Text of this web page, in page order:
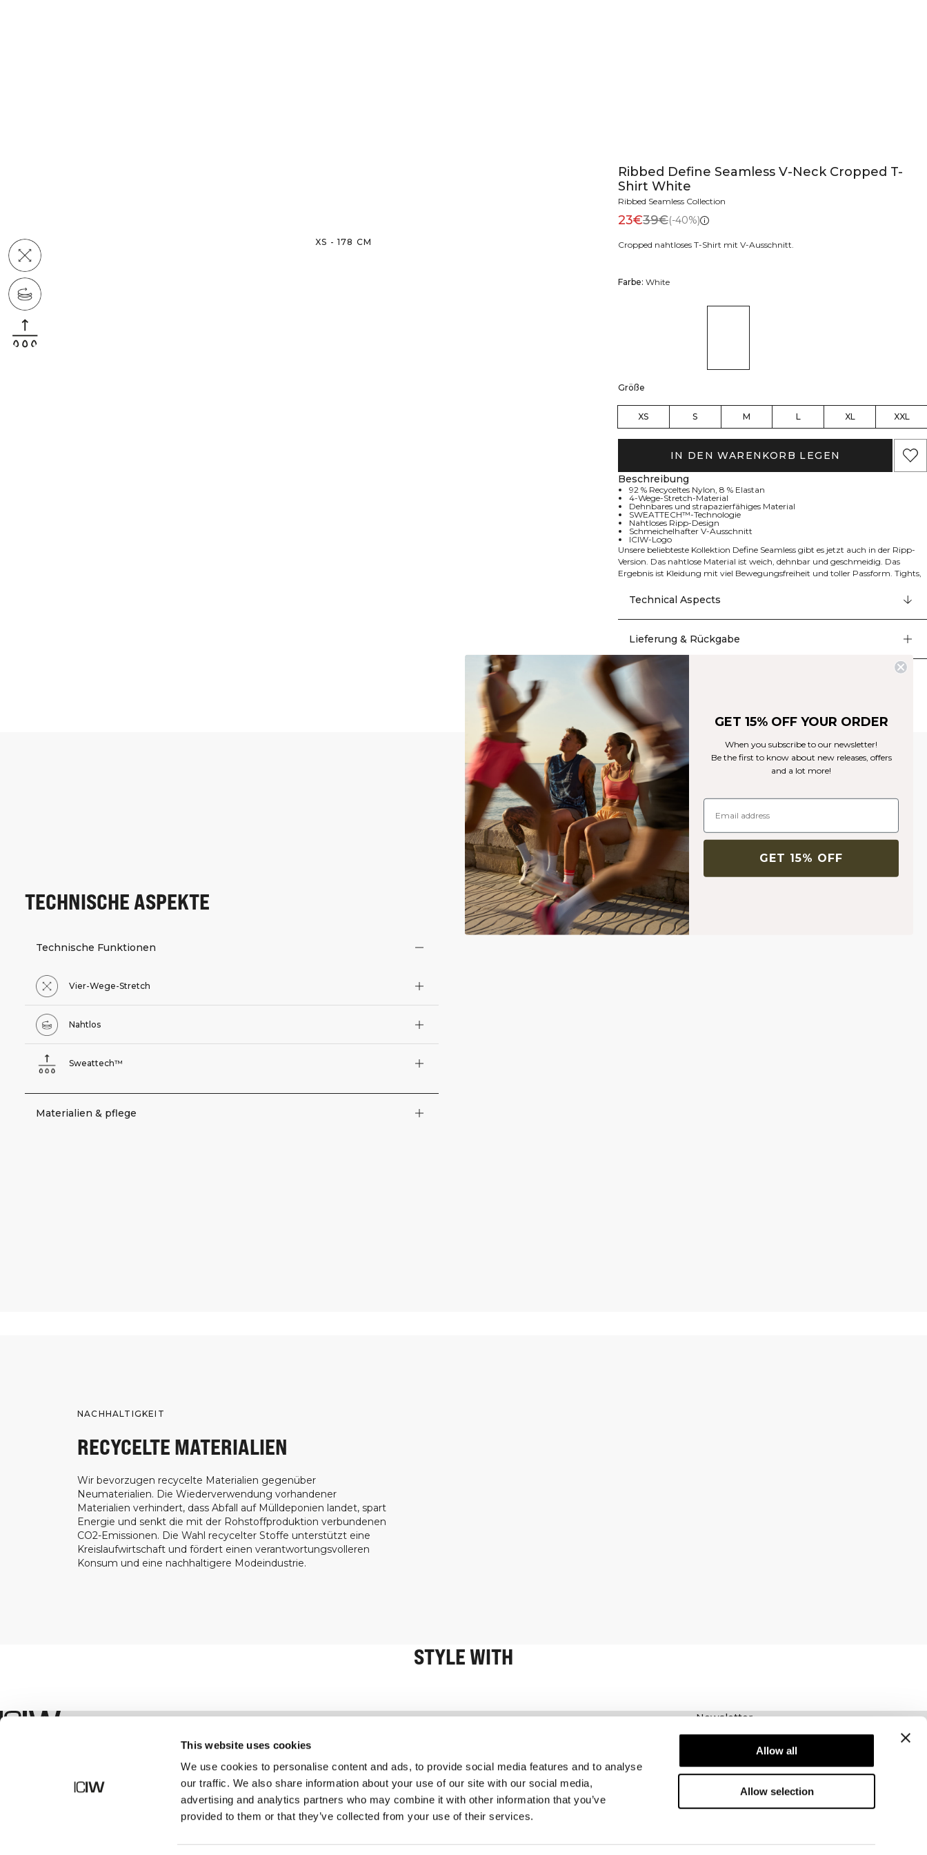
This website uses cookies
We use cookies to personalise content and ads, to provide social media features and to analyse
our traffic. We also share information about your use of our site with our social media,
advertising and analytics partners who may combine it with other information that you’ve
provided to them or that they’ve collected from your use of their services.
Allow all
Allow selection
XS - 178 CM
Ribbed Define Seamless V-Neck Cropped T-
Shirt White
Ribbed Seamless Collection
23€39€(-40%)
Cropped nahtloses T-Shirt mit V-Ausschnitt.
Farbe: White
Größe
XS S M L XL XXL
IN DEN WARENKORB LEGEN
Beschreibung
92 % Recyceltes Nylon, 8 % Elastan
4-Wege-Stretch-Material
Dehnbares und strapazierfähiges Material
SWEATTECH™-Technologie
Nahtloses Ripp-Design
Schmeichelhafter V-Ausschnitt
ICIW-Logo
Unsere beliebteste Kollektion Define Seamless gibt es jetzt auch in der Ripp-
Version. Das nahtlose Material ist weich, dehnbar und geschmeidig. Das
Ergebnis ist Kleidung mit viel Bewegungsfreiheit und toller Passform. Tights,
Define-Seamless-Linie zur Trainingsbekleidung für viele verschiedene
Workouts. Das 4-Wege-Stretch-Material in neuester Seamless-Technologie
sorgt für mehr Bewegungsfreiheit beim Workout. Das Material ist dehnbar
Technologie. Der schmeichelhafte V-Ausschnitt betont deine Silhouette und
sorgt gleichzeitig für Komfort während des Trainings. 92% Recyceltes Nylon,
8% Elastan.
Technical Aspects
Lieferung & Rückgabe
Ähnliche Produkte
TECHNISCHE ASPEKTE
Technische Funktionen
Vier-Wege-Stretch
Nahtlos
Sweattech™
Materialien & pflege
NACHHALTIGKEIT
RECYCELTE MATERIALIEN
Wir bevorzugen recycelte Materialien gegenüber
Neumaterialien. Die Wiederverwendung vorhandener
Materialien verhindert, dass Abfall auf Mülldeponien landet, spart
Energie und senkt die mit der Rohstoffproduktion verbundenen
CO2-Emissionen. Die Wahl recycelter Stoffe unterstützt eine
Kreislaufwirtschaft und fördert einen verantwortungsvolleren
Konsum und eine nachhaltigere Modeindustrie.
STYLE WITH
Newsletter
Abonnieren Sie unseren Newsletter! Erhalten
Sie exklusive Angebote, unsere neuesten
Nachrichten und vieles mehr.
GET 15% OFF YOUR ORDER
When you subscribe to our newsletter!
Be the first to know about new releases, offers
and a lot more!
GET 15% OFF